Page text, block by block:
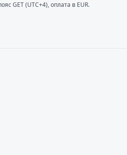
GET (UTC+4), оплата в EUR.